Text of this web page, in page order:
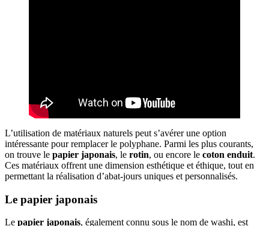
L’utilisation de matériaux naturels peut s’avérer une option
intéressante pour remplacer le polyphane. Parmi les plus courants,
on trouve le papier japonais, le rotin, ou encore le coton enduit.
Ces matériaux offrent une dimension esthétique et éthique, tout en
permettant la réalisation d’abat-jours uniques et personnalisés.
Le papier japonais
Le papier japonais, également connu sous le nom de washi, est